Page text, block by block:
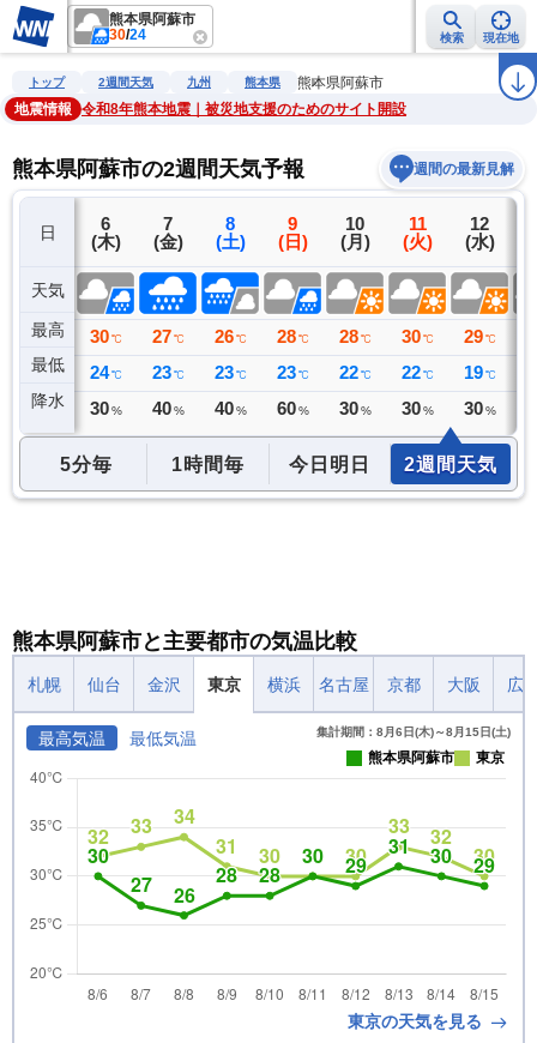
熊本県阿蘇市
30/24 検索 現在地
雨雲レーダー 台風情報 地震情報 警報・注意報 ラ
トップ 2週間天気 九州 熊本県
熊本県阿蘇市
地震情報
令和8年熊本地震｜被災地支援のためのサイト開設
熊本県阿蘇市の2週間天気予報 週間の最新見解
日
天気
最高
最低
降水
5
(水)
32 ℃
23 ℃
0 ミリ
6
(木)
30 ℃
24 ℃
30 %
7
(金)
27 ℃
23 ℃
40 %
8
(土)
26 ℃
23 ℃
40 %
9
(日)
28 ℃
23 ℃
60 %
10
(月)
28 ℃
22 ℃
30 %
11
(火)
30 ℃
22 ℃
30 %
12
(水)
29 ℃
19 ℃
30 %
5分毎 1時間毎 今日明日 2週間天気
熊本県阿蘇市と主要都市の気温比較
札幌 仙台 金沢 東京 横浜 名古屋 京都 大阪 広
最高気温 最低気温 集計期間：8月6日(木)～8月15日(土)
熊本県阿蘇市 東京
東京の天気を見る